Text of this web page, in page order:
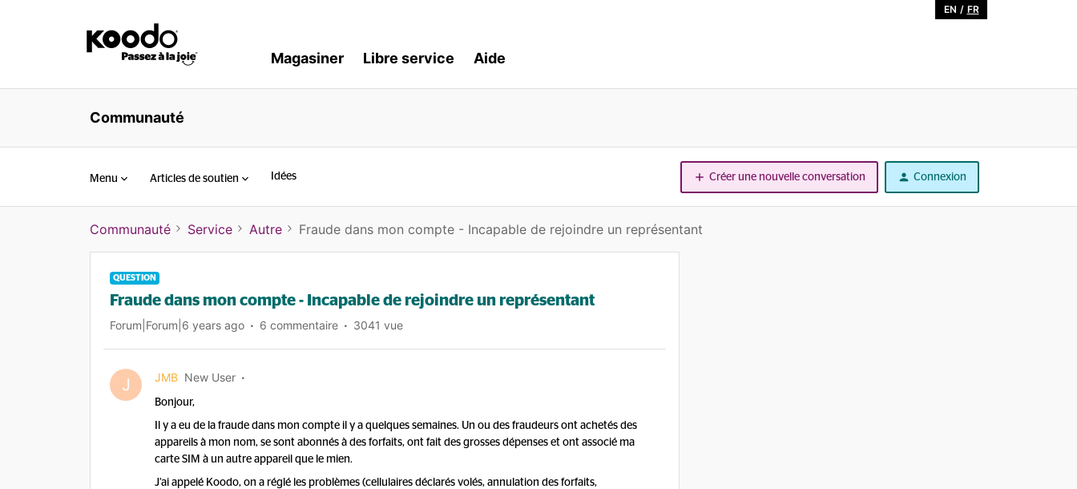
EN / FR
Magasiner Libre service Aide
Communauté
Menu Articles de soutien Idées Créer une nouvelle conversation Connexion
Communauté Service Autre Fraude dans mon compte - Incapable de rejoindre un représentant
QUESTION
Fraude dans mon compte - Incapable de rejoindre un représentant
Forum|Forum|6 years ago 6 commentaire 3041 vue
J JMB New User
Bonjour,
Il y a eu de la fraude dans mon compte il y a quelques semaines. Un ou des fraudeurs ont achetés des
appareils à mon nom, se sont abonnés à des forfaits, ont fait des grosses dépenses et ont associé ma
carte SIM à un autre appareil que le mien.
J’ai appelé Koodo, on a réglé les problèmes (cellulaires déclarés volés, annulation des forfaits,